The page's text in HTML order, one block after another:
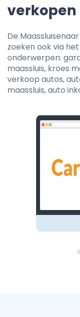
verkopen
De
zoeken ook via
onderwerpen:
maassluis, kroes
verkoop autos,
maassluis, auto